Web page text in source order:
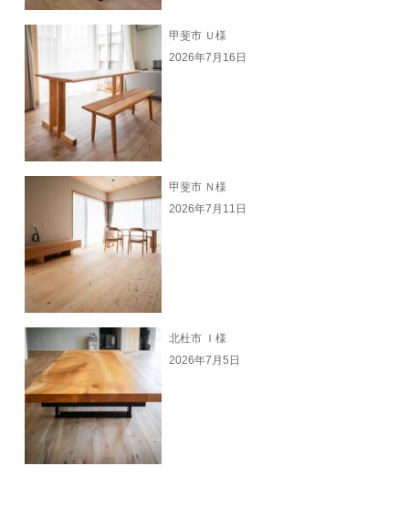
甲斐市 Ｕ様
2026年7月16日
甲斐市 Ｎ様
2026年7月11日
北杜市 Ｉ様
2026年7月5日